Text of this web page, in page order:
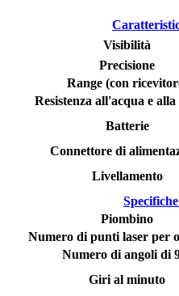
Visibilità
Precisione
Range (con
Resistenza all'acqua e
Batterie
Connettore di
Livellamento
Piombino
Numero di punti laser per
Numero di angoli di
Giri al minuto